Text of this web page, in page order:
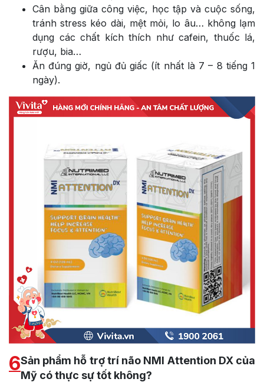
Cân bằng giữa công việc, học tập và cuộc sống,
tránh stress kéo dài, mệt mỏi, lo âu… không lạm
dụng các chất kích thích như cafein, thuốc lá,
rượu, bia…
Ăn đúng giờ, ngủ đủ giấc (ít nhất là 7 – 8 tiếng 1
ngày).
6Sản phẩm hỗ trợ trí não NMI Attention DX của
Mỹ có thực sự tốt không?